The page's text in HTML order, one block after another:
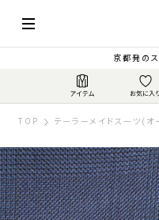
京都発の
TOP テーラーメイドスーツ(オ